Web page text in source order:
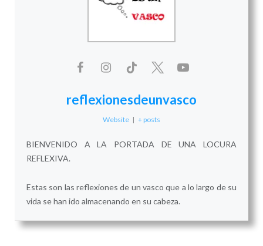
reflexionesdeunvasco
Website | + posts
BIENVENIDO A LA PORTADA DE UNA LOCURA
REFLEXIVA.
Estas son las reflexiones de un vasco que a lo largo de su
vida se han ido almacenando en su cabeza.